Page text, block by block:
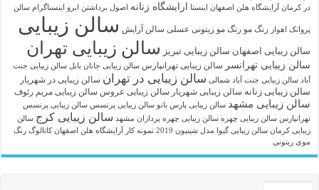
در کرمان آرایشگاه هلن اصفهان اینستا ارایشگاه زنانه اصول برداشتن ابرو اینستاگرام سالن
پروانک اهواز رنگ مو رنگ مو زیتونی عسلی سالن آرایش سالن زیبایی
سالن زیبایی اصفهان سالن زیبایی تبریز سالن زیبایی تهران
سالن زیبایی تهرانسر سالن زیبایی تهرانپارس سالن زیبایی جانان بابل سالن زیبایی جنت
آباد سالن زیبایی جنت آباد شمالی سالن زیبایی در تهران سالن زیبایی در شهریار
سالن زیبایی زنانه سالن زیبایی شهریار سالن زیبایی عروس سالن زیبایی مریم رئوف
سالن زیبایی مشهد سالن زیبایی پارس بانو سالن زیبایی پرنسس سالن زیبایی پرنسس
تهرانپارس سالن زیبایی چهره سالن زیبایی چهره پردازان مشهد سالن زیبایی کرج سالن
زیبایی کرمان سالن زیبایی گیوا مدل شینیون 2019 نمونه کار آرایشگاه هلن اصفهان کاتالوگ رنگ
موی زیتونی